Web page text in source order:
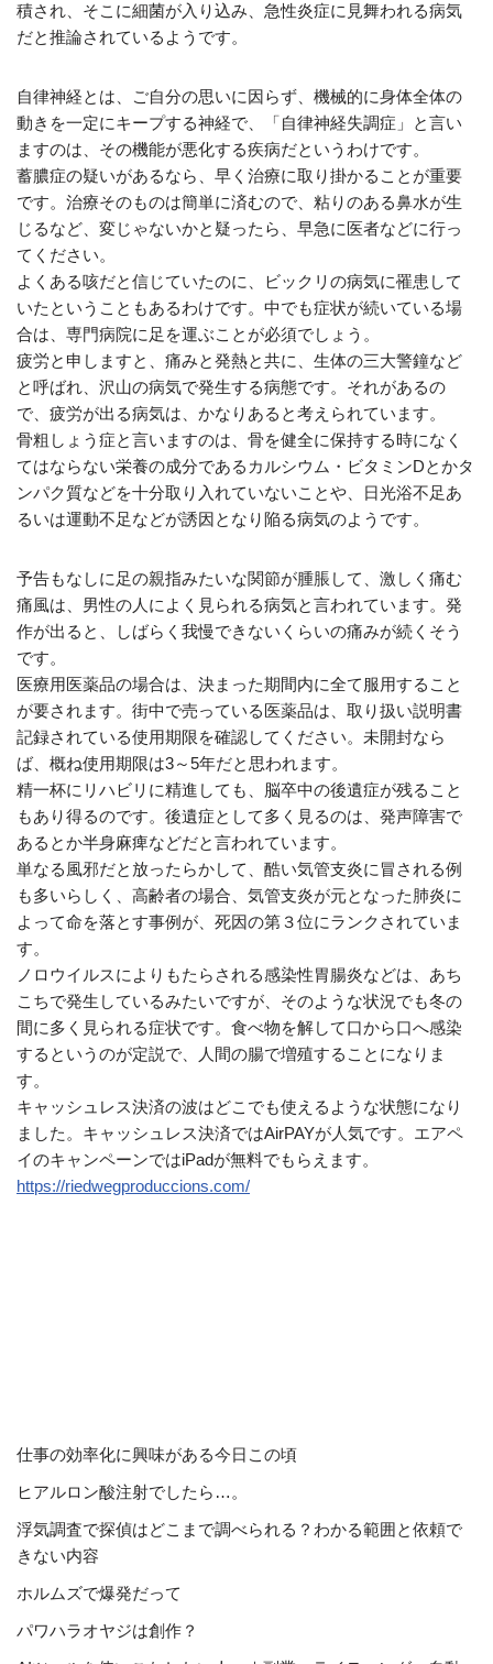
積され、そこに細菌が入り込み、急性炎症に見舞われる病気
だと推論されているようです。
自律神経とは、ご自分の思いに因らず、機械的に身体全体の
動きを一定にキープする神経で、「自律神経失調症」と言い
ますのは、その機能が悪化する疾病だというわけです。
蓄膿症の疑いがあるなら、早く治療に取り掛かることが重要
です。治療そのものは簡単に済むので、粘りのある鼻水が生
じるなど、変じゃないかと疑ったら、早急に医者などに行っ
てください。
よくある咳だと信じていたのに、ビックリの病気に罹患して
いたということもあるわけです。中でも症状が続いている場
合は、専門病院に足を運ぶことが必須でしょう。
疲労と申しますと、痛みと発熱と共に、生体の三大警鐘など
と呼ばれ、沢山の病気で発生する病態です。それがあるの
で、疲労が出る病気は、かなりあると考えられています。
骨粗しょう症と言いますのは、骨を健全に保持する時になく
てはならない栄養の成分であるカルシウム・ビタミンDとかタ
ンパク質などを十分取り入れていないことや、日光浴不足あ
るいは運動不足などが誘因となり陥る病気のようです。
予告もなしに足の親指みたいな関節が腫脹して、激しく痛む
痛風は、男性の人によく見られる病気と言われています。発
作が出ると、しばらく我慢できないくらいの痛みが続くそう
です。
医療用医薬品の場合は、決まった期間内に全て服用すること
が要されます。街中で売っている医薬品は、取り扱い説明書
記録されている使用期限を確認してください。未開封なら
ば、概ね使用期限は3～5年だと思われます。
精一杯にリハビリに精進しても、脳卒中の後遺症が残ること
もあり得るのです。後遺症として多く見るのは、発声障害で
あるとか半身麻痺などだと言われています。
単なる風邪だと放ったらかして、酷い気管支炎に冒される例
も多いらしく、高齢者の場合、気管支炎が元となった肺炎に
よって命を落とす事例が、死因の第３位にランクされていま
す。
ノロウイルスによりもたらされる感染性胃腸炎などは、あち
こちで発生しているみたいですが、そのような状況でも冬の
間に多く見られる症状です。食べ物を解して口から口へ感染
するというのが定説で、人間の腸で増殖することになりま
す。
キャッシュレス決済の波はどこでも使えるような状態になり
ました。キャッシュレス決済ではAirPAYが人気です。エアペ
イのキャンペーンではiPadが無料でもらえます。
https://riedwegproduccions.com/
仕事の効率化に興味がある今日この頃
ヒアルロン酸注射でしたら…。
浮気調査で探偵はどこまで調べられる？わかる範囲と依頼で
きない内容
ホルムズで爆発だって
パワハラオヤジは創作？